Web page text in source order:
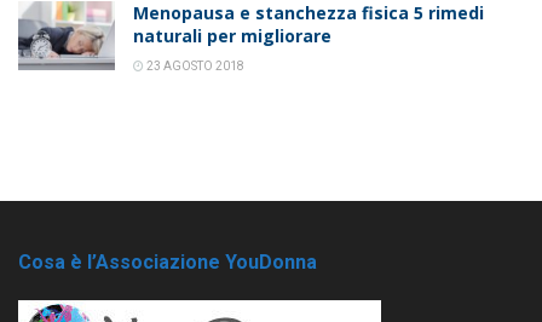
Menopausa e stanchezza fisica 5 rimedi
naturali per migliorare
23 AGOSTO 2018
Cosa è l’Associazione YouDonna